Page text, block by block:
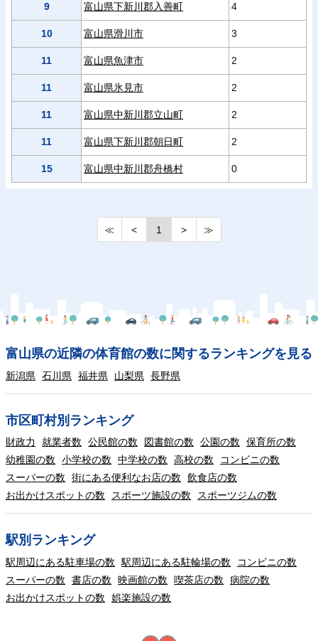
9 富山県下新川郡入善町 4
10 富山県滑川市 3
11 富山県魚津市 2
11 富山県氷見市 2
11 富山県中新川郡立山町 2
11 富山県下新川郡朝日町 2
15 富山県中新川郡舟橋村 0
≪ < 1 > ≫
富山県の近隣の体育館の数に関するランキングを見る
新潟県 石川県 福井県 山梨県 長野県
市区町村別ランキング
財政力 就業者数 公民館の数 図書館の数 公園の数
保育所の数
幼稚園の数
小学校の数 中学校の数 高校の数
コンビニの数
スーパーの数
街にある便利なお店の数
飲食店の数
お出かけスポットの数
スポーツ施設の数 スポーツジムの数
駅別ランキング
駅周辺にある駐車場の数 駅周辺にある駐輪場の数
コンビニの数
スーパーの数
書店の数 映画館の数 喫茶店の数
病院の数
お出かけスポットの数
娯楽施設の数